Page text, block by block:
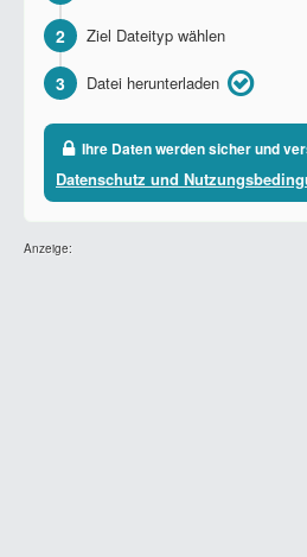
2 Ziel Dateityp wählen
3 Datei herunterladen
Ihre Daten werden sicher und
Datenschutz und
Anzeige: